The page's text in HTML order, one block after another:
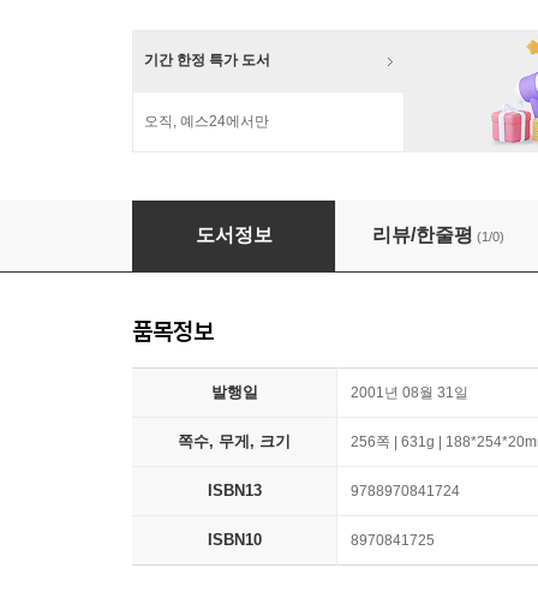
기간 한정 특가 도서
오직, 예스24에서만
1001가지 광고테크닉
도서정보 리뷰/한줄평 (1/0)
품목정보
발행일 2001년 08월 31일
쪽수, 무게, 크기 256쪽 | 631g |
ISBN13 9788970841724
ISBN10 8970841725